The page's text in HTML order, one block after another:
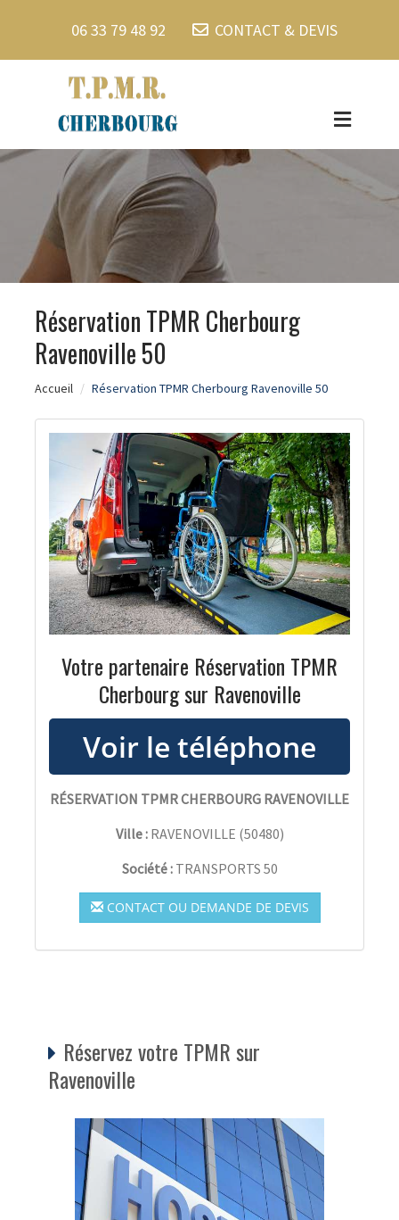
06 33 79 48 92 CONTACT & DEVIS
Réservation TPMR Cherbourg
Ravenoville 50
Accueil Réservation TPMR Cherbourg Ravenoville 50
Votre partenaire Réservation TPMR
Cherbourg sur Ravenoville
RÉSERVATION TPMR CHERBOURG RAVENOVILLE
Ville : RAVENOVILLE (50480)
Société : TRANSPORTS 50
CONTACT OU DEMANDE DE DEVIS
Réservez votre TPMR sur
Ravenoville